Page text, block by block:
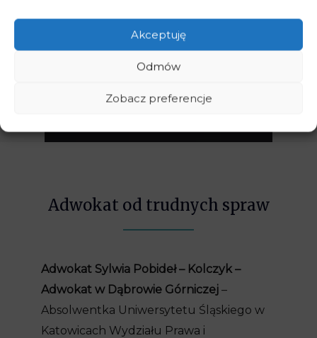
Akceptuję
Odmów
Zobacz preferencje
Adwokat od trudnych spraw
Adwokat Sylwia Pobideł – Kolczyk –
Adwokat w Dąbrowie Górniczej –
Absolwentka Uniwersytetu Śląskiego w
Katowicach Wydziału Prawa i